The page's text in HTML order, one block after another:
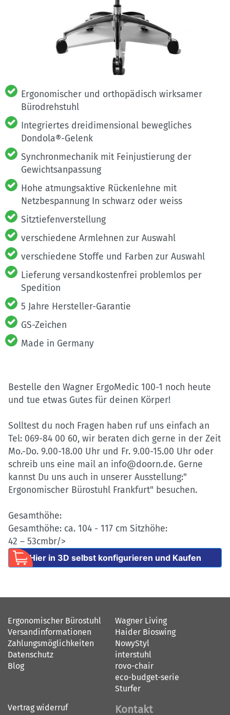
Ergonomischer und orthopädisch wirksamer
Bürodrehstuhl
Integriertes dreidimensional bewegliches
Dondola®-Gelenk
Synchronmechanik mit Feinjustierung der
Gewichtsanpassung
Hohe atmungsaktive Rückenlehne mit
Netzbespannung In schwarz oder weiss
Sitztiefenverstellung
verschiedene Armlehnen zur Auswahl
verschiedene Stoffe und Farben zur Auswahl
Lieferung versandkostenfrei problemlos per
Spedition
5 Jahre Hersteller-Garantie
GS-Zeichen
Made in Germany
Bestelle den Wagner ErgoMedic 100-1 noch heute
und tue etwas Gutes für deinen Körper!
Solltest du noch Fragen haben ruf uns einfach an
Tel: 069-84 00 60, wir beraten dich gerne in der Zeit
Mo.-Do. 9.00-18.00 Uhr und Fr. 9.00-15.00 Uhr oder
schreib uns eine mail an info@doorn.de. Gerne
kannst Du uns auch in unserer Ausstellung:"
Ergonomischer Bürostuhl Frankfurt" besuchen.
Gesamthöhe:
Gesamthöhe: ca. 104 - 117 cm Sitzhöhe:
42 – 53cmbr/>
Hier in 3D selbst konfigurieren und Kaufen
Ergonomischer Bürostuhl
Versandinformationen
Zahlungsmöglichkeiten
Datenschutz
Blog
Wagner Living
Haider Bioswing
NowyStyl
interstuhl
rovo-chair
eco-budget-serie
Sturfer
Vertrag widerruf
Kontakt